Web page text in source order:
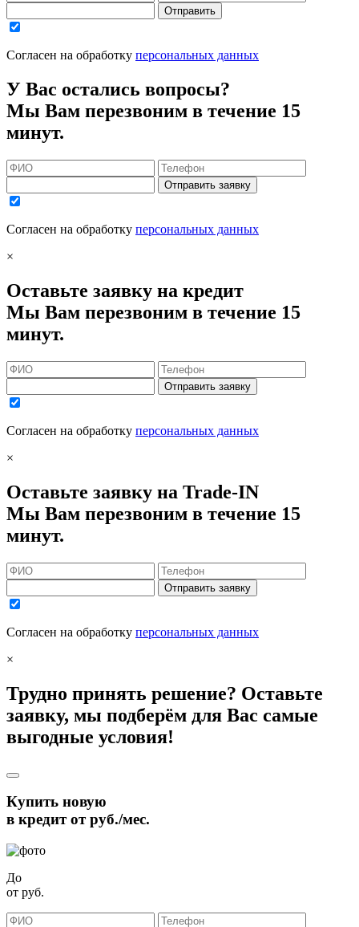
Отправить
Согласен на обработку персональных данных
У Вас остались вопросы?
Мы Вам перезвоним в течение 15
минут.
Отправить заявку
Согласен на обработку персональных данных
×
Оставьте заявку на кредит
Мы Вам перезвоним в течение 15
минут.
Отправить заявку
Согласен на обработку персональных данных
×
Оставьте заявку на Trade-IN
Мы Вам перезвоним в течение 15
минут.
Отправить заявку
Согласен на обработку персональных данных
×
Трудно принять решение? Оставьте
заявку, мы подберём для Вас самые
выгодные условия!
Купить новую
в кредит отруб./мес.
До
от руб.